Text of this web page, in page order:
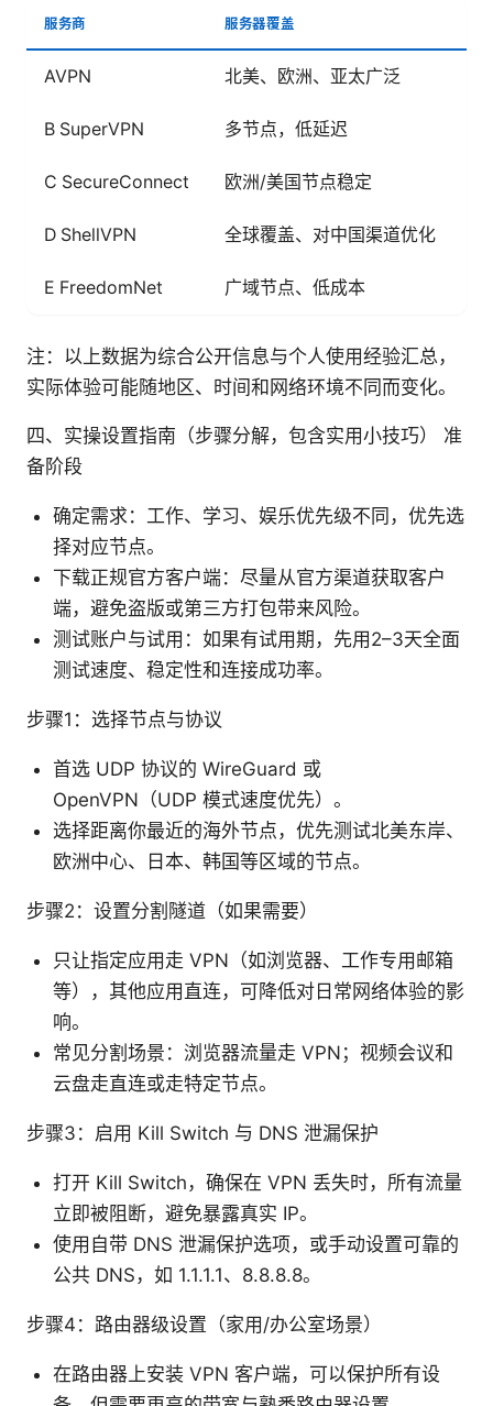
服务商 服务器覆盖
AVPN 北美、欧洲、亚太广泛
B SuperVPN 多节点，低延迟
C SecureConnect 欧洲/美国节点稳定
D ShellVPN 全球覆盖、对中国渠道优化
E FreedomNet 广域节点、低成本
注：以上数据为综合公开信息与个人使用经验汇总，
实际体验可能随地区、时间和网络环境不同而变化。
四、实操设置指南（步骤分解，包含实用小技巧） 准
备阶段
确定需求：工作、学习、娱乐优先级不同，优先选
择对应节点。
下载正规官方客户端：尽量从官方渠道获取客户
端，避免盗版或第三方打包带来风险。
测试账户与试用：如果有试用期，先用2–3天全面
测试速度、稳定性和连接成功率。
步骤1：选择节点与协议
首选 UDP 协议的 WireGuard 或
OpenVPN（UDP 模式速度优先）。
选择距离你最近的海外节点，优先测试北美东岸、
欧洲中心、日本、韩国等区域的节点。
步骤2：设置分割隧道（如果需要）
只让指定应用走 VPN（如浏览器、工作专用邮箱
等），其他应用直连，可降低对日常网络体验的影
响。
常见分割场景：浏览器流量走 VPN；视频会议和
云盘走直连或走特定节点。
步骤3：启用 Kill Switch 与 DNS 泄漏保护
打开 Kill Switch，确保在 VPN 丢失时，所有流量
立即被阻断，避免暴露真实 IP。
使用自带 DNS 泄漏保护选项，或手动设置可靠的
公共 DNS，如 1.1.1.1、8.8.8.8。
步骤4：路由器级设置（家用/办公室场景）
在路由器上安装 VPN 客户端，可以保护所有设